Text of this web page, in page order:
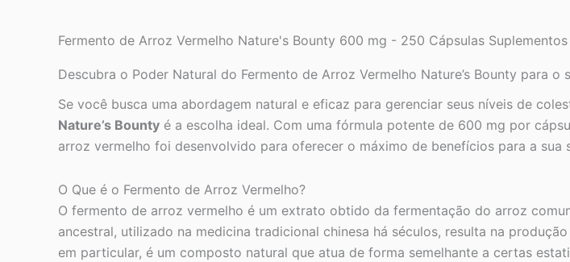
Fermento de Arroz Vermelho Nature's Bounty 600 mg - 250 Cápsulas
Descubra o Poder Natural do Fermento de Arroz Vermelho Nature’s Bounty para o
Se você busca uma abordagem natural e eficaz para gerenciar seus níveis de
Nature’s Bounty é a escolha ideal. Com uma fórmula potente de 600 mg por
arroz vermelho foi desenvolvido para oferecer o máximo de benefícios para a sua
O Que é o Fermento de Arroz Vermelho?
O fermento de arroz vermelho é um extrato obtido da fermentação do arroz
ancestral, utilizado na medicina tradicional chinesa há séculos, resulta na
em particular, é um composto natural que atua de forma semelhante a certas